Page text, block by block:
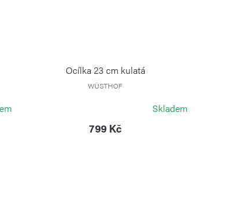
Ocílka 23 cm kulatá
WÜSTHOF
Skladem
799 Kč